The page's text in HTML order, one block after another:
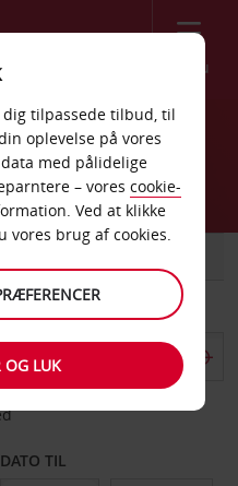
Menu
DATO TIL
tilpassede tilbud, til
oplevelse på vores
med pålidelige
– vores cookie-
Ved at klikke
vores brug af cookies.
OG LUK